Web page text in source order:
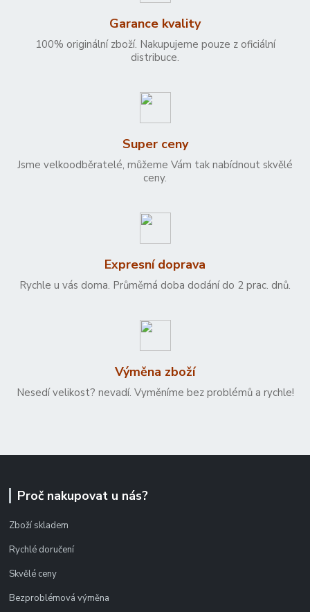
Garance kvality
100% originální zboží. Nakupujeme pouze z oficiální
distribuce.
Super ceny
Jsme velkoodběratelé, můžeme Vám tak nabídnout skvělé
ceny.
Expresní doprava
Rychle u vás doma. Průměrná doba dodání do 2 prac. dnů.
Výměna zboží
Nesedí velikost? nevadí. Vyměníme bez problémů a rychle!
Proč nakupovat u nás?
Zboží skladem
Rychlé doručení
Skvělé ceny
Bezproblémová výměna